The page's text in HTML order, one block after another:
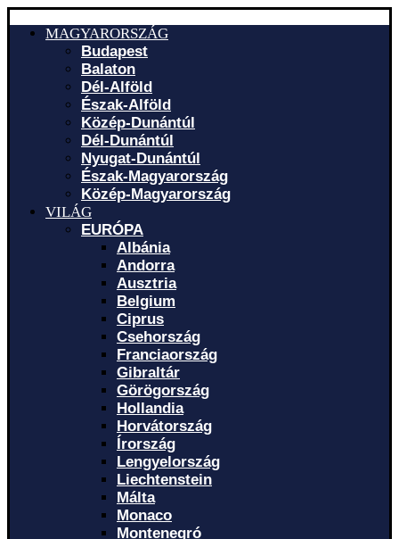
MAGYARORSZÁG
Budapest
Balaton
Dél-Alföld
Észak-Alföld
Közép-Dunántúl
Dél-Dunántúl
Nyugat-Dunántúl
Észak-Magyarország
Közép-Magyarország
VILÁG
EURÓPA
Albánia
Andorra
Ausztria
Belgium
Ciprus
Csehország
Franciaország
Gibraltár
Görögország
Hollandia
Horvátország
Írország
Lengyelország
Liechtenstein
Málta
Monaco
Montenegró